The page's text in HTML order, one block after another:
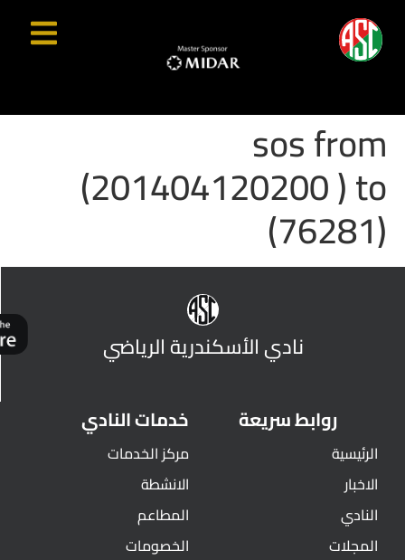
sos from
(201404120200 ) to
(76281)
نادي الأسكندرية الرياضي
روابط سريعة
الرئيسية
الاخبار
النادي
المجلات
خدمات النادي
مركز الخدمات
الانشطة
المطاعم
الخصومات